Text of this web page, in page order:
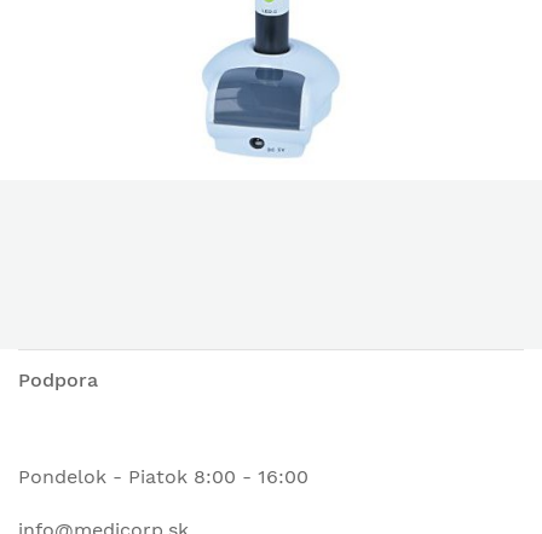
Podpora
Pondelok - Piatok 8:00 - 16:00